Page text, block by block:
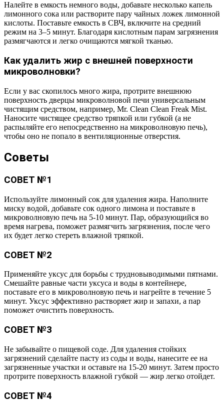
Налейте в емкость немного воды, добавьте несколько капель
лимонного сока или растворите пару чайных ложек лимонной
кислоты. Поставьте емкость в СВЧ, включите на средний
режим на 3–5 минут. Благодаря кислотным парам загрязнения
размягчаются и легко очищаются мягкой тканью.
Как удалить жир с внешней поверхности
микроволновки?
Если у вас скопилось много жира, протрите внешнюю
поверхность дверцы микроволновой печи универсальным
чистящим средством, например, Mr. Clean Clean Freak Mist.
Наносите чистящее средство тряпкой или губкой (а не
распыляйте его непосредственно на микроволновую печь),
чтобы оно не попало в вентиляционные отверстия.
Советы
СОВЕТ №1
Используйте лимонный сок для удаления жира. Наполните
миску водой, добавьте сок одного лимона и поставьте в
микроволновую печь на 5-10 минут. Пар, образующийся во
время нагрева, поможет размягчить загрязнения, после чего
их будет легко стереть влажной тряпкой.
СОВЕТ №2
Применяйте уксус для борьбы с трудновыводимыми пятнами.
Смешайте равные части уксуса и воды в контейнере,
поставьте его в микроволновую печь и нагрейте в течение 5
минут. Уксус эффективно растворяет жир и запахи, а пар
поможет очистить поверхность.
СОВЕТ №3
Не забывайте о пищевой соде. Для удаления стойких
загрязнений сделайте пасту из соды и воды, нанесите ее на
загрязненные участки и оставьте на 15-20 минут. Затем просто
протрите поверхность влажной губкой — жир легко отойдет.
СОВЕТ №4